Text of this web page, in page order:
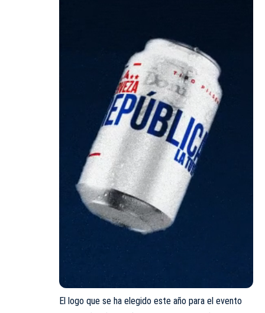
El logo que se ha elegido este año para el evento